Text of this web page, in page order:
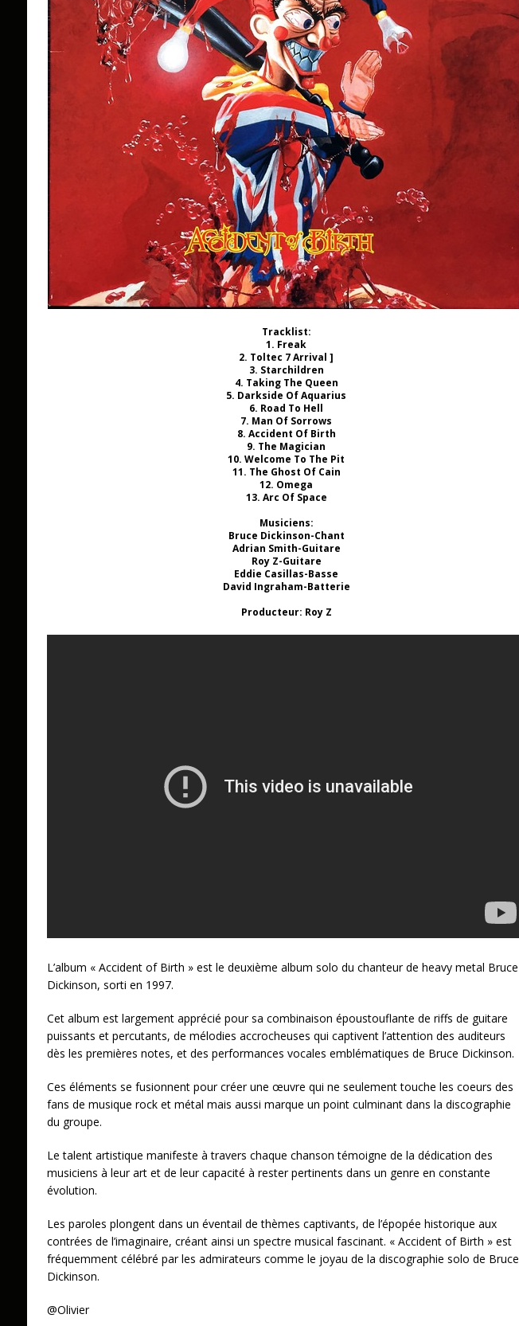
Tracklist:
1. Freak
2. Toltec 7 Arrival ]
3. Starchildren
4. Taking The Queen
5. Darkside Of Aquarius
6. Road To Hell
7. Man Of Sorrows
8. Accident Of Birth
9. The Magician
10. Welcome To The Pit
11. The Ghost Of Cain
12. Omega
13. Arc Of Space
Musiciens:
Bruce Dickinson-Chant
Adrian Smith-Guitare
Roy Z-Guitare
Eddie Casillas-Basse
David Ingraham-Batterie
Producteur: Roy Z
L’album « Accident of Birth » est le deuxième album solo du chanteur de heavy metal Bruce
Dickinson, sorti en 1997.
Cet album est largement apprécié pour sa combinaison époustouflante de riffs de guitare
puissants et percutants, de mélodies accrocheuses qui captivent l’attention des auditeurs
dès les premières notes, et des performances vocales emblématiques de Bruce Dickinson.
Ces éléments se fusionnent pour créer une œuvre qui ne seulement touche les coeurs des
fans de musique rock et métal mais aussi marque un point culminant dans la discographie
du groupe.
Le talent artistique manifeste à travers chaque chanson témoigne de la dédication des
musiciens à leur art et de leur capacité à rester pertinents dans un genre en constante
évolution.
Les paroles plongent dans un éventail de thèmes captivants, de l’épopée historique aux
contrées de l’imaginaire, créant ainsi un spectre musical fascinant. « Accident of Birth » est
fréquemment célébré par les admirateurs comme le joyau de la discographie solo de Bruce
Dickinson.
@Olivier